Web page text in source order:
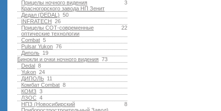
3
Прицелы ночного видения
Красногорского завода НП Зенит
50
Дедал (DEDAL)
26
INFRATECH
22
Прицелы СОТ-современные
оптические технологии
5
Combat
76
Pulsar Yukon
19
Диполь
73
Бинокли и очки ночного видения
8
Dedal
24
Yukon
11
ДИПОЛЬ
8
Комбат Combat
3
КОМЗ
4
ЛЗОС
8
НПЗ (Новосибирский